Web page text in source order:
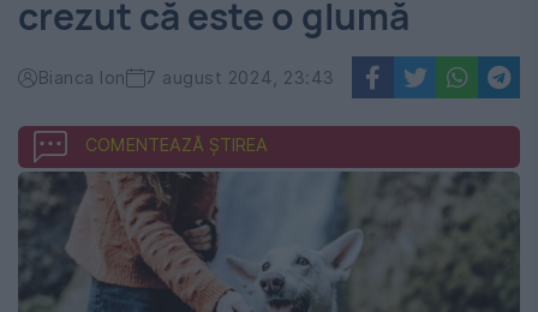
Zilei
crezut că este o glumă
Bianca Ion 7 august 2024, 23:43
COMENTEAZĂ ȘTIREA